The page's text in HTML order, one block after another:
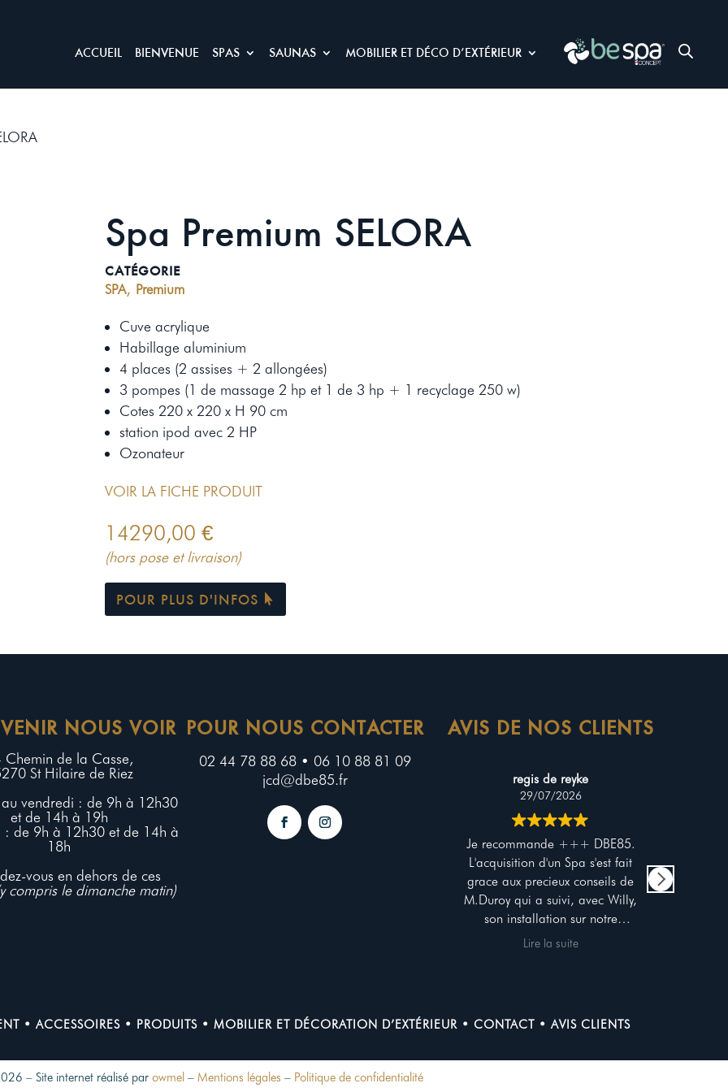
ACCUEIL BIENVENUE SPAS SAUNAS MOBILIER ET DÉCO D’EXTÉRIEUR
Spa Premium SELORA
CATÉGORIE
SPA, Premium
Cuve acrylique
Habillage aluminium
4 places (2 assises + 2 allongées)
3 pompes (1 de massage 2 hp et 1 de 3 hp + 1 recyclage 250 w)
Cotes 220 x 220 x H 90 cm
station ipod avec 2 HP
Ozonateur
VOIR LA FICHE PRODUIT
14290,00€
(hors pose et livraison)
POUR PLUS D'INFOS
NOUS VOIR
Chemin de la Casse,
St Hilaire de Riez
vendredi : de 9h à 12h30
et de 14h à 19h
: de 9h à 12h30 et de 14h à
18h
vous en dehors de ces
compris le dimanche matin)
POUR NOUS CONTACTER
02 44 78 88 68 • 06 10 88 81 09
jcd@dbe85.fr
AVIS DE NOS CLIENTS
regis de reyke
29/07/2026
Je recommande +++ DBE85.
L'acquisition d'un Spa s'est fait
grace aux precieux conseils de
M.Duroy qui a suivi, avec Willy,
son installation sur notre
terrasse. Une grande ecoute,
venir. Bravo et grand merci 😊
Lire la suite
•ACCESSOIRES• PRODUITS• MOBILIER ET DÉCORATION D’EXTÉRIEUR• CONTACT•AVIS CLIENTS
– Site internet réalisé par owmel – Mentions légales – Politique de confidentialité